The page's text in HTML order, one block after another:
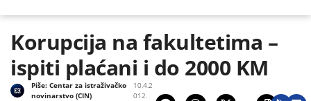
Korupcija na fakultetima –
ispiti plaćani i do 2000 KM
10.4.2
012.
Piše:Centar za istraživačko
novinarstvo (CIN)